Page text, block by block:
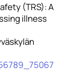
(TRS): A
illness